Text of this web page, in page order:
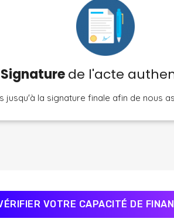
Signaturede l'acte
jusqu'à la signature finale afin de nous
VOTRE CAPACITÉ DE